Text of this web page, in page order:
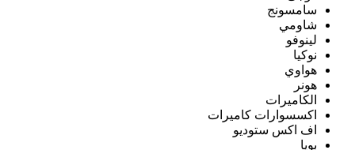
سامسونج
شاومي
لينوفو
نوكيا
هواوي
هونر
الكاميرات
اكسسوارات كاميرات
اف اكس ستوديو
بويا